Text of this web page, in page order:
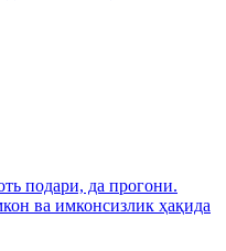
подари, да прогони.
ва имконсизлик ҳақида